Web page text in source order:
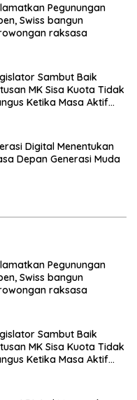
Pegunungan
Swiss bangun
raksasa
Sambut Baik
MK Sisa Kuota Tidak
Ketika Masa Aktif
Digital Menentukan
Depan Generasi Muda
Pegunungan
Swiss bangun
raksasa
Sambut Baik
MK Sisa Kuota Tidak
Ketika Masa Aktif